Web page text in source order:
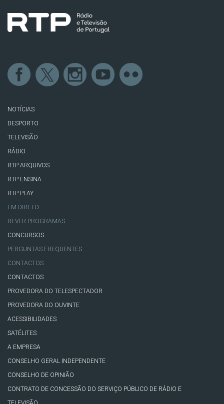
NOTÍCIAS
DESPORTO
TELEVISÃO
RÁDIO
RTP ARQUIVOS
RTP ENSINA
RTP PLAY
EM DIRETO
REVER PROGRAMAS
CONCURSOS
PERGUNTAS FREQUENTES
CONTACTOS
CONTACTOS
PROVEDORA DO TELESPECTADOR
PROVEDORA DO OUVINTE
ACESSIBILIDADES
SATÉLITES
A EMPRESA
CONSELHO GERAL INDEPENDENTE
CONSELHO DE OPINIÃO
CONTRATO DE CONCESSÃO DO SERVIÇO PÚBLICO DE RÁDIO E